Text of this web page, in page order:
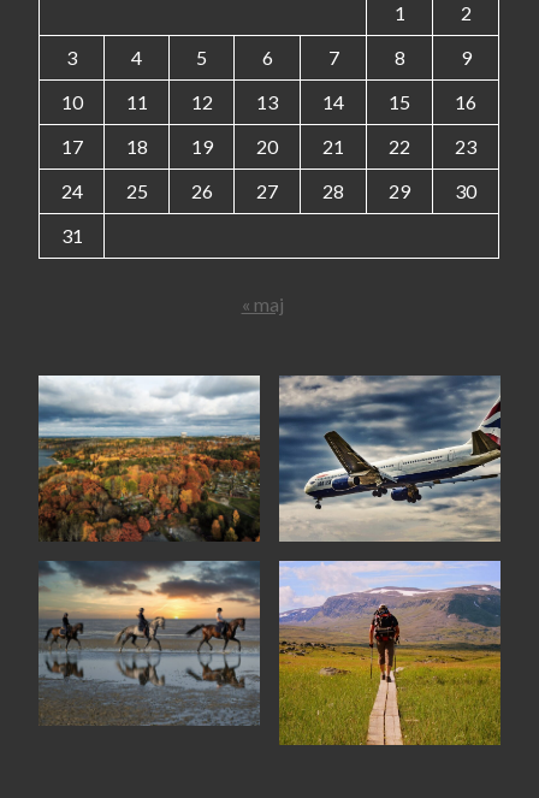
1
2
3
4 5 6 7 8
9
10
11 12 13 14 15
16
17
18 19 20 21 22
23
24
25 26 27 28 29
30
31
« maj